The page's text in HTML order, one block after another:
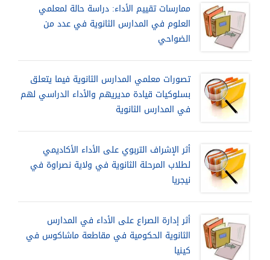
ممارسات تقييم الأداء: دراسة حالة لمعلمي
العلوم في المدارس الثانوية في عدد من
الضواحي
تصورات معلمي المدارس الثانوية فيما يتعلق
بسلوكيات قيادة مديريهم والأداء الدراسي لهم
في المدارس الثانوية
أثر الإشراف التربوي على الأداء الأكاديمي
لطلاب المرحلة الثانوية في ولاية نصراوة في
نيجريا
أثر إدارة الصراع على الأداء في المدارس
الثانوية الحكومية في مقاطعة ماشاكوس في
كينيا